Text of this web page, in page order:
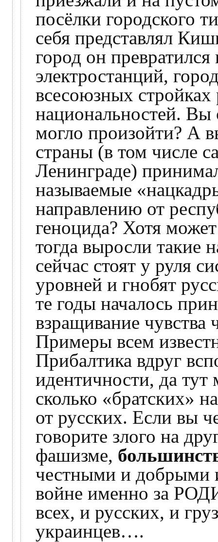
посёлки городского
себя представлял
город он превратился
электростанций,
всесоюзных
национальностей. Вы
могло произойти? А
страны (в том числе
Ленинграде)
называемые
направлению от
геноцида? Хотя
тогда выросли такие
сейчас стоят у руля
уровней и гнобят
те годы началось
взращивание
Примеры всем
Прибалтика вдруг
идентичности, да тут
сколько «братских»
от русских. Если вы
говорите злого на
фашизме,
честными и добрыми
войне именно за
всех, и русских, и
украинцев….